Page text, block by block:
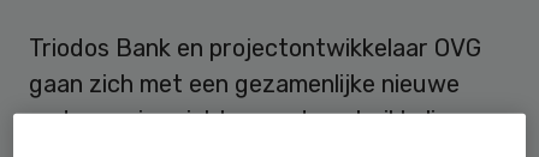
Triodos Bank en projectontwikkelaar OVG
gaan zich met een gezamenlijke nieuwe
onderneming richten op de ontwikkeling van